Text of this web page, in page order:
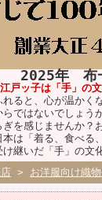
2025年 布
江戸ッ子は「手」の
ると、心が温かく
ではないでしょ
を感じませんか？
本は「着る、食べ
継いだ「手」の文
> お洋服向け織